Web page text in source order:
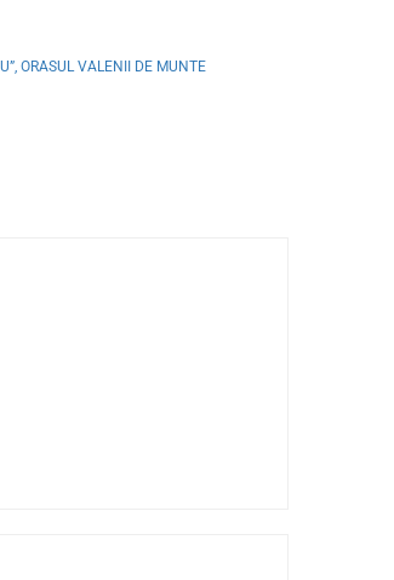
ORASUL VALENII DE MUNTE